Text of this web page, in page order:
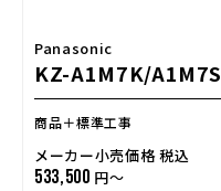
Panasonic
KZ-A1M7K/A1M7S
商品＋標準工事
メーカー小売価格 税込
533,500 円～